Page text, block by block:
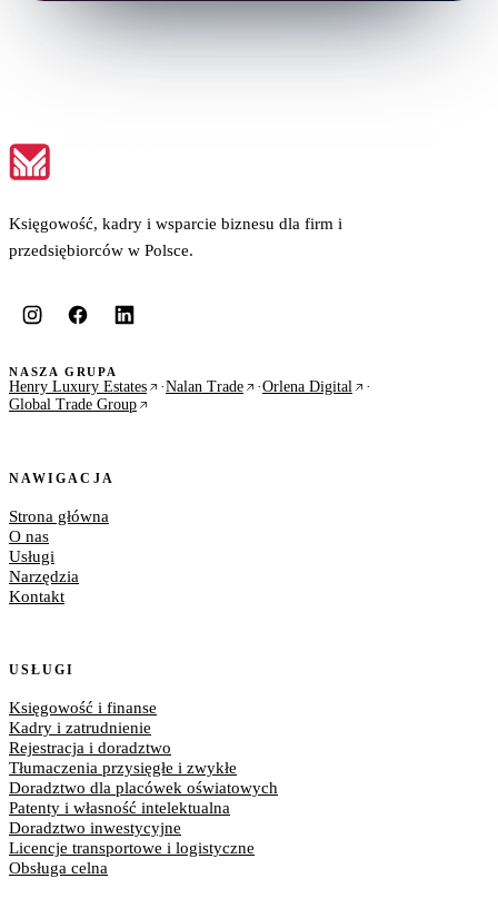
Księgowość, kadry i wsparcie biznesu dla firm i
przedsiębiorców w Polsce.
NASZA GRUPA
Henry Luxury Estates ·Nalan Trade ·Orlena Digital
·
Global Trade Group
NAWIGACJA
Strona główna
O nas
Usługi
Narzędzia
Kontakt
USŁUGI
Księgowość i finanse
Kadry i zatrudnienie
Rejestracja i doradztwo
Tłumaczenia przysięgłe i zwykłe
Doradztwo dla placówek oświatowych
Patenty i własność intelektualna
Doradztwo inwestycyjne
Licencje transportowe i logistyczne
Obsługa celna